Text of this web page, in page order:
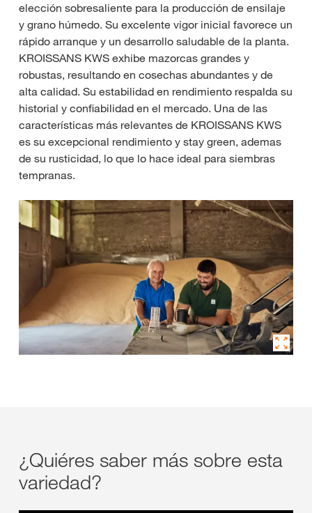
elección sobresaliente para la producción de ensilaje
y grano húmedo. Su excelente vigor inicial favorece un
rápido arranque y un desarrollo saludable de la planta.
KROISSANS KWS exhibe mazorcas grandes y
robustas, resultando en cosechas abundantes y de
alta calidad. Su estabilidad en rendimiento respalda su
historial y confiabilidad en el mercado. Una de las
características más relevantes de KROISSANS KWS
es su excepcional rendimiento y stay green, ademas
de su rusticidad, lo que lo hace ideal para siembras
tempranas.
¿Quiéres saber más sobre esta
variedad?